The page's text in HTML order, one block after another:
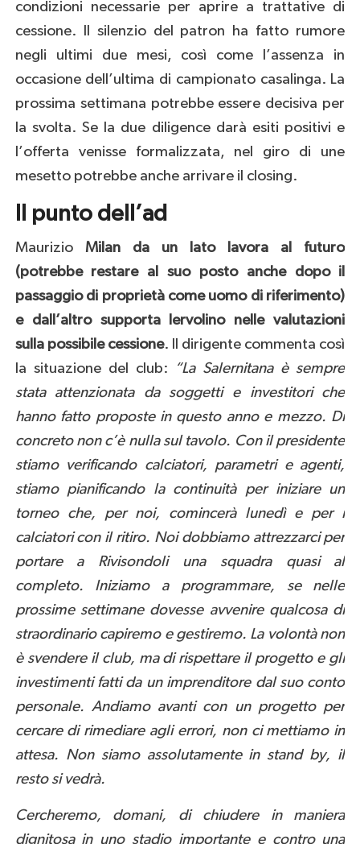
condizioni necessarie per aprire a trattative di
cessione. Il silenzio del patron ha fatto rumore
negli ultimi due mesi, così come l’assenza in
occasione dell’ultima di campionato casalinga. La
prossima settimana potrebbe essere decisiva per
la svolta. Se la due diligence darà esiti positivi e
l’offerta venisse formalizzata, nel giro di une
mesetto potrebbe anche arrivare il closing.
Il punto dell’ad
Maurizio Milan da un lato lavora al futuro
(potrebbe restare al suo posto anche dopo il
passaggio di proprietà come uomo di riferimento)
e dall’altro supporta Iervolino nelle valutazioni
sulla possibile cessione. Il dirigente commenta così
la situazione del club: “La Salernitana è sempre
stata attenzionata da soggetti e investitori che
hanno fatto proposte in questo anno e mezzo. Di
concreto non c’è nulla sul tavolo. Con il presidente
stiamo verificando calciatori, parametri e agenti,
stiamo pianificando la continuità per iniziare un
torneo che, per noi, comincerà lunedì e per i
calciatori con il ritiro. Noi dobbiamo attrezzarci per
portare a Rivisondoli una squadra quasi al
completo. Iniziamo a programmare, se nelle
prossime settimane dovesse avvenire qualcosa di
straordinario capiremo e gestiremo. La volontà non
è svendere il club, ma di rispettare il progetto e gli
investimenti fatti da un imprenditore dal suo conto
personale. Andiamo avanti con un progetto per
cercare di rimediare agli errori, non ci mettiamo in
attesa. Non siamo assolutamente in stand by, il
resto si vedrà.
Cercheremo, domani, di chiudere in maniera
dignitosa in uno stadio importante e contro una